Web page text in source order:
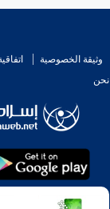
وثيقة الخصوصية
نحن